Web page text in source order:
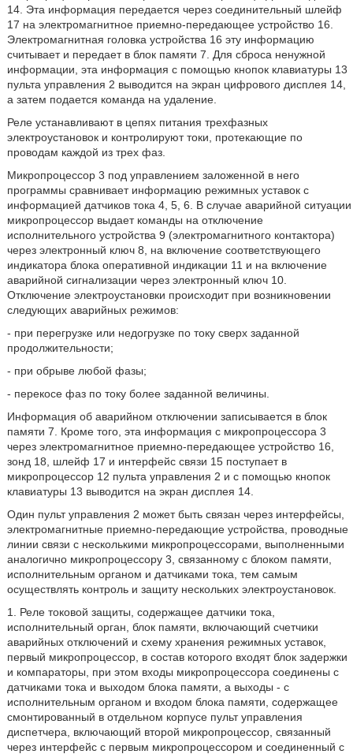
14. Эта информация передается через соединительный шлейф
17 на электромагнитное приемно-передающее устройство 16.
Электромагнитная головка устройства 16 эту информацию
считывает и передает в блок памяти 7. Для сброса ненужной
информации, эта информация с помощью кнопок клавиатуры 13
пульта управления 2 выводится на экран цифрового дисплея 14,
а затем подается команда на удаление.
Реле устанавливают в цепях питания трехфазных
электроустановок и контролируют токи, протекающие по
проводам каждой из трех фаз.
Микропроцессор 3 под управлением заложенной в него
программы сравнивает информацию режимных уставок с
информацией датчиков тока 4, 5, 6. В случае аварийной ситуации
микропроцессор выдает команды на отключение
исполнительного устройства 9 (электромагнитного контактора)
через электронный ключ 8, на включение соответствующего
индикатора блока оперативной индикации 11 и на включение
аварийной сигнализации через электронный ключ 10.
Отключение электроустановки происходит при возникновении
следующих аварийных режимов:
- при перегрузке или недогрузке по току сверх заданной
продолжительности;
- при обрыве любой фазы;
- перекосе фаз по току более заданной величины.
Информация об аварийном отключении записывается в блок
памяти 7. Кроме того, эта информация с микропроцессора 3
через электромагнитное приемно-передающее устройство 16,
зонд 18, шлейф 17 и интерфейс связи 15 поступает в
микропроцессор 12 пульта управления 2 и с помощью кнопок
клавиатуры 13 выводится на экран дисплея 14.
Один пульт управления 2 может быть связан через интерфейсы,
электромагнитные приемно-передающие устройства, проводные
линии связи с несколькими микропроцессорами, выполненными
аналогично микропроцессору 3, связанному с блоком памяти,
исполнительным органом и датчиками тока, тем самым
осуществлять контроль и защиту нескольких электроустановок.
1. Реле токовой защиты, содержащее датчики тока,
исполнительный орган, блок памяти, включающий счетчики
аварийных отключений и схему хранения режимных уставок,
первый микропроцессор, в состав которого входят блок задержки
и компараторы, при этом входы микропроцессора соединены с
датчиками тока и выходом блока памяти, а выходы - с
исполнительным органом и входом блока памяти, содержащее
смонтированный в отдельном корпусе пульт управления
диспетчера, включающий второй микропроцессор, связанный
через интерфейс с первым микропроцессором и соединенный с